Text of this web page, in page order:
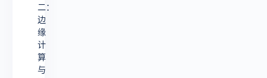
二：
边
缘
计
算
与